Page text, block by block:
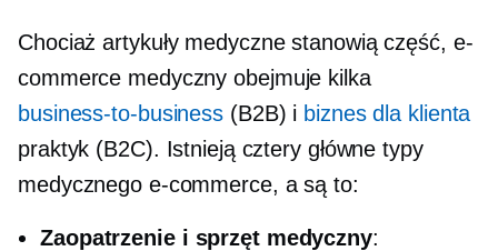
Chociaż artykuły medyczne stanowią część, e-
commerce medyczny obejmuje kilka
business-to-business (B2B) i biznes dla klienta
praktyk (B2C). Istnieją cztery główne typy
medycznego e-commerce, a są to:
Zaopatrzenie i sprzęt medyczny: